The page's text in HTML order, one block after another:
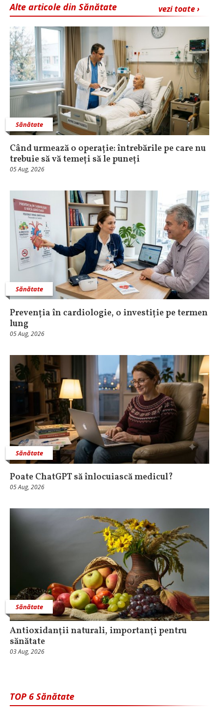
vezi toate ›
Alte articole din Sănătate
Sănătate
Când urmează o operație: întrebările pe care nu
trebuie să vă temeți să le puneți
05 Aug, 2026
Sănătate
Prevenția în cardiologie, o investiție pe termen
lung
05 Aug, 2026
Sănătate
Poate ChatGPT să înlocuiască medicul?
05 Aug, 2026
Sănătate
Antioxidanţii naturali, importanţi pentru
sănătate
03 Aug, 2026
TOP 6 Sănătate